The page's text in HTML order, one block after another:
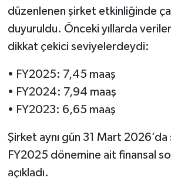
düzenlenen şirket etkinliğinde
duyuruldu. Önceki yıllarda
dikkat çekici seviyelerdeydi:
• FY2025: 7,45 maaş
• FY2024: 7,94 maaş
• FY2023: 6,65 maaş
Şirket aynı gün 31 Mart 2026’da
FY2025 dönemine ait finansal
açıkladı.